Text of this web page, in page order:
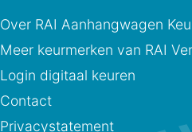
Over RAI Aanhangwagen
Meer keurmerken van RAI
Login digitaal keuren
Contact
Privacystatement